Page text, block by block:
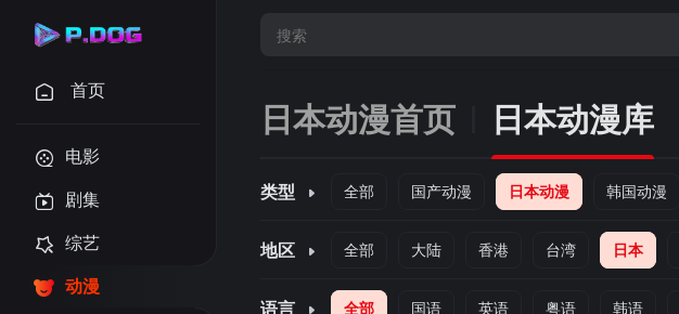
首页
电影
剧集
综艺
动漫
日本动漫首页 日本动漫库
类型 全部 国产动漫 日本动漫 韩国动漫
地区 全部 大陆 香港 台湾 日本
语言 全部 国语 英语 粤语 韩语